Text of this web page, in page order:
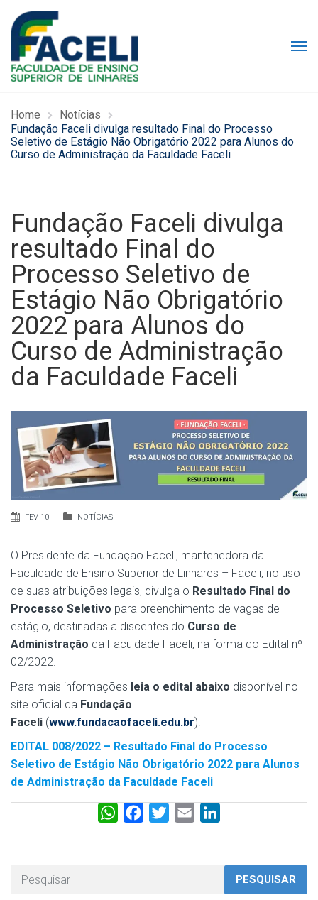
Home
Notícias
Fundação Faceli divulga resultado Final do Processo
Seletivo de Estágio Não Obrigatório 2022 para Alunos do
Curso de Administração da Faculdade Faceli
Fundação Faceli divulga
resultado Final do
Processo Seletivo de
Estágio Não Obrigatório
2022 para Alunos do
Curso de Administração
da Faculdade Faceli
FEV 10 NOTÍCIAS
O Presidente da Fundação Faceli, mantenedora da
Faculdade de Ensino Superior de Linhares – Faceli, no uso
de suas atribuições legais, divulga o Resultado Final do
Processo Seletivo para preenchimento de vagas de
estágio, destinadas a discentes do Curso de
Administração da Faculdade Faceli, na forma do Edital nº
02/2022.
Para mais informações leia o edital abaixo disponível no
site oficial da Fundação
Faceli (www.fundacaofaceli.edu.br):
EDITAL 008/2022 – Resultado Final do Processo
Seletivo de Estágio Não Obrigatório 2022 para Alunos
de Administração da Faculdade Faceli
W
e
PESQUISAR